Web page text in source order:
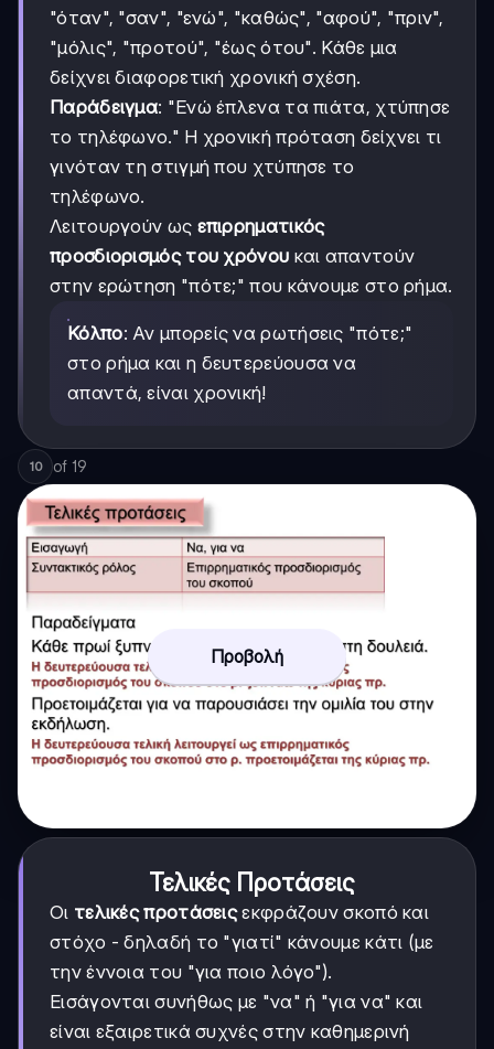
"όταν", "σαν", "ενώ", "καθώς", "αφού", "πριν",
"μόλις", "προτού", "έως ότου". Κάθε μια
δείχνει διαφορετική χρονική σχέση.
Παράδειγμα: "Ενώ έπλενα τα πιάτα, χτύπησε
το τηλέφωνο." Η χρονική πρόταση δείχνει τι
γινόταν τη στιγμή που χτύπησε το
τηλέφωνο.
Λειτουργούν ως επιρρηματικός
προσδιορισμός του χρόνου και απαντούν
στην ερώτηση "πότε;" που κάνουμε στο ρήμα.
Κόλπο: Αν μπορείς να ρωτήσεις "πότε;"
στο ρήμα και η δευτερεύουσα να
απαντά, είναι χρονική!
10 of 19
Προβολή
Τελικές Προτάσεις
Οι τελικές προτάσειςεκφράζουν σκοπό και
στόχο - δηλαδή το "γιατί" κάνουμε κάτι (με
την έννοια του "για ποιο λόγο").
Εισάγονται συνήθως με "να" ή "για να" και
είναι εξαιρετικά συχνές στην καθημερινή